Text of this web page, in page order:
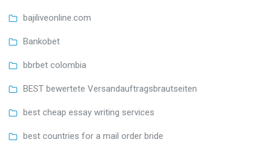
bajiliveonline.com
Bankobet
bbrbet colombia
BEST bewertete Versandauftragsbrautseiten
best cheap essay writing services
best countries for a mail order bride